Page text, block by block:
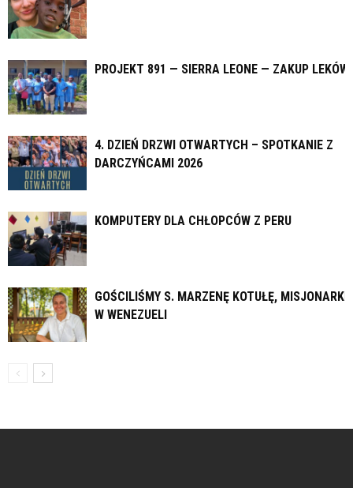
PROJEKT 891 — SIERRA LEONE — ZAKUP LEKÓW
4. DZIEŃ DRZWI OTWARTYCH – SPOTKANIE Z
DARCZYŃCAMI 2026
KOMPUTERY DLA CHŁOPCÓW Z PERU
GOŚCILIŚMY S. MARZENĘ KOTUŁĘ, MISJONARKĘ
W WENEZUELI